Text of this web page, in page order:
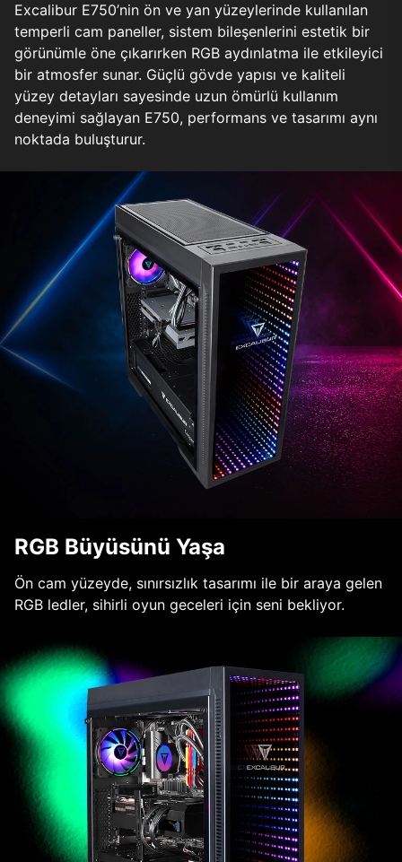
Excalibur E750’nin ön ve yan yüzeylerinde kullanılan
temperli cam paneller, sistem bileşenlerini estetik bir
görünümle öne çıkarırken RGB aydınlatma ile etkileyici
bir atmosfer sunar. Güçlü gövde yapısı ve kaliteli
yüzey detayları sayesinde uzun ömürlü kullanım
deneyimi sağlayan E750, performans ve tasarımı aynı
noktada buluşturur.
RGB Büyüsünü Yaşa
Ön cam yüzeyde, sınırsızlık tasarımı ile bir araya gelen
RGB ledler, sihirli oyun geceleri için seni bekliyor.